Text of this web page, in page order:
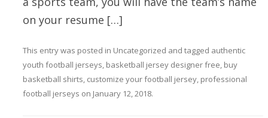
on your resume […]
This entry was posted in Uncategorized and tagged authentic
youth football jerseys, basketball jersey designer free, buy
basketball shirts, customize your football jersey, professional
football jerseys on January 12, 2018.